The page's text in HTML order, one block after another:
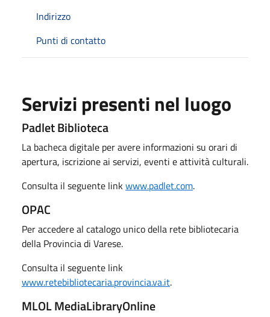
Indirizzo
Punti di contatto
Servizi presenti nel luogo
Padlet Biblioteca
La bacheca digitale per avere informazioni su orari di
apertura, iscrizione ai servizi, eventi e attività culturali.
Consulta il seguente linkwww.padlet.com.
OPAC
Per accedere al catalogo unico della rete bibliotecaria
della Provincia di Varese.
Consulta il seguente link
www.retebibliotecaria.provincia.va.it.
MLOL MediaLibraryOnline